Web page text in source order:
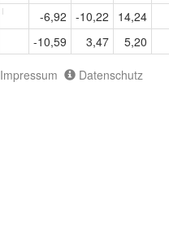
-6,92 -10,22
14,24
-10,59 3,47 5,20
Impressum Datenschutz